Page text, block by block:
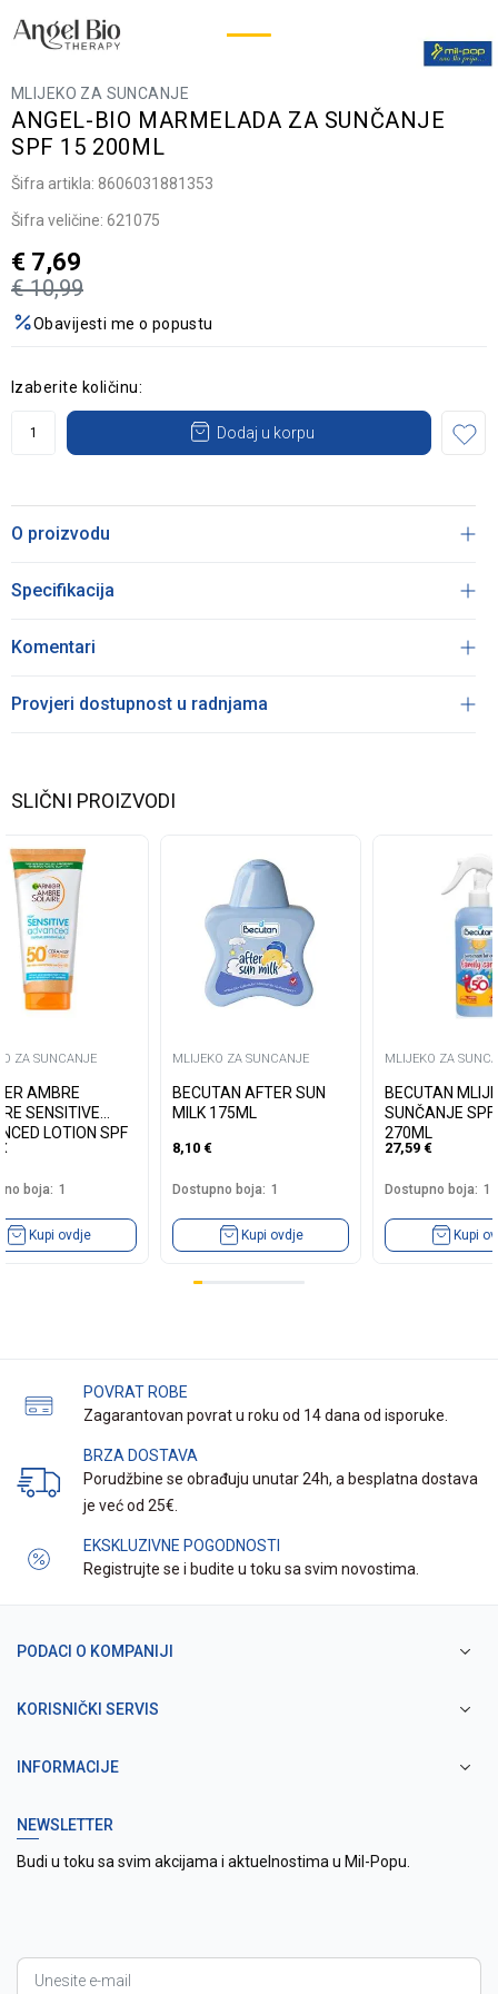
MLIJEKO ZA SUNCANJE
ANGEL-BIO MARMELADA ZA SUNČANJE
SPF 15 200ML
Šifra artikla: 8606031881353
Šifra veličine: 621075
€ 10,99
€ 7,69
Obavijesti me o popustu
Izaberite količinu:
Dodaj u korpu
O proizvodu
Specifikacija
Komentari
Provjeri dostupnost u radnjama
SLIČNI PROIZVODI
ZA SUNCANJE
AMBRE
SENSITIVE
LOTION SPF
ML
€
boja: 1
Kupi ovdje
MLIJEKO ZA SUNCANJE
BECUTAN AFTER SUN
MILK 175ML
8,10 €
Dostupno boja: 1
Kupi ovdje
MLIJEKO ZA
BECUTAN
SUNČANJE
270ML
27,59 €
Dostupno boja: 1
Kupi
POVRAT ROBE
Zagarantovan povrat u roku od 14 dana od isporuke.
BRZA DOSTAVA
Porudžbine se obrađuju unutar 24h, a besplatna dostava
je već od 25€.
EKSKLUZIVNE POGODNOSTI
Registrujte se i budite u toku sa svim novostima.
PODACI O KOMPANIJI
KORISNIČKI SERVIS
INFORMACIJE
NEWSLETTER
Budi u toku sa svim akcijama i aktuelnostima u Mil-Popu.